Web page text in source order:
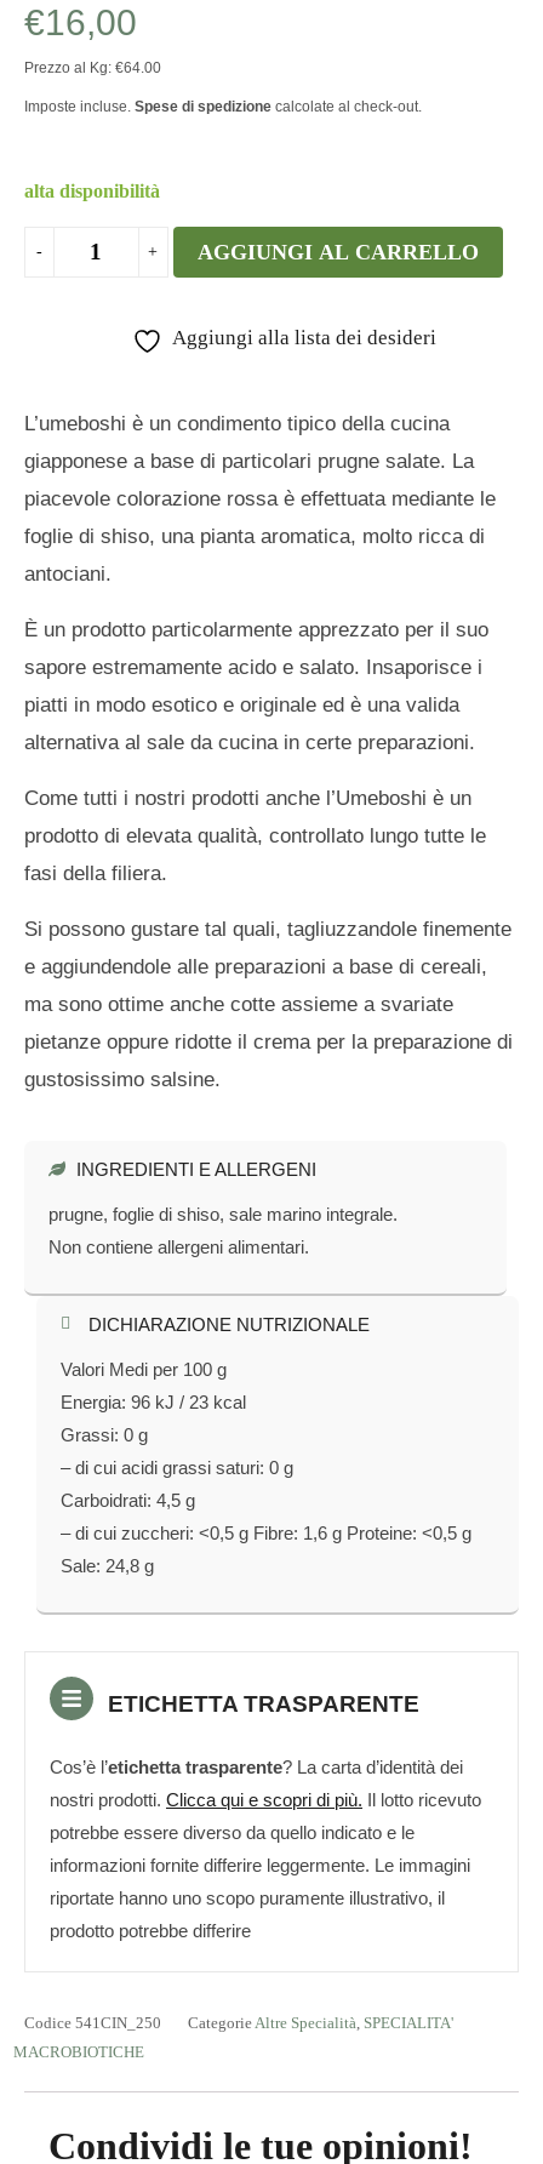
€16,00
Prezzo al Kg: €64.00
Imposte incluse. Spese di spedizione calcolate al check-out.
alta disponibilità
AGGIUNGI AL CARRELLO
Aggiungi alla lista dei desideri
L’umeboshi è un condimento tipico della cucina
giapponese a base di particolari prugne salate. La
piacevole colorazione rossa è effettuata mediante le
foglie di shiso, una pianta aromatica, molto ricca di
antociani.
È un prodotto particolarmente apprezzato per il suo
sapore estremamente acido e salato. Insaporisce i
piatti in modo esotico e originale ed è una valida
alternativa al sale da cucina in certe preparazioni.
Come tutti i nostri prodotti anche l’Umeboshi è un
prodotto di elevata qualità, controllato lungo tutte le
fasi della filiera.
Si possono gustare tal quali, tagliuzzandole finemente
e aggiundendole alle preparazioni a base di cereali,
ma sono ottime anche cotte assieme a svariate
pietanze oppure ridotte il crema per la preparazione di
gustosissimo salsine.
INGREDIENTI E ALLERGENI
prugne, foglie di shiso, sale marino integrale.
Non contiene allergeni alimentari.
DICHIARAZIONE NUTRIZIONALE​
Valori Medi per 100 g
Energia: 96 kJ / 23 kcal
Grassi: 0 g
– di cui acidi grassi saturi: 0 g
Carboidrati: 4,5 g
– di cui zuccheri: <0,5 g Fibre: 1,6 g Proteine: <0,5 g
Sale: 24,8 g
ETICHETTA TRASPARENTE
Cos’è l’etichetta trasparente? La carta d’identità dei
nostri prodotti. Clicca qui e scopri di più. Il lotto ricevuto
potrebbe essere diverso da quello indicato e le
informazioni fornite differire leggermente. Le immagini
riportate hanno uno scopo puramente illustrativo, il
prodotto potrebbe differire
Codice 541CIN_250 Categorie Altre Specialità SPECIALITA'
MACROBIOTICHE
Condividi le tue opinioni!